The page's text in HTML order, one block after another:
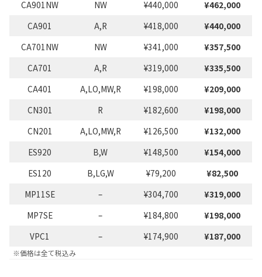
CA901NW
NW ¥440,000
¥462,000
CA901
A,R ¥418,000
¥440,000
CA701NW
NW ¥341,000
¥357,500
CA701
A,R ¥319,000
¥335,500
CA401
A,LO,MW,R ¥198,000
¥209,000
CN301
R ¥182,600
¥198,000
CN201
A,LO,MW,R ¥126,500
¥132,000
ES920
B,W ¥148,500
¥154,000
ES120
B,LG,W ¥79,200
¥82,500
MP11SE
– ¥304,700
¥319,000
MP7SE
– ¥184,800
¥198,000
VPC1
– ¥174,900 ¥187,000
※価格は全て税込み